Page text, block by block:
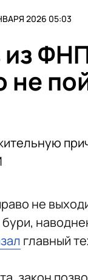
2026 05:03
не
не
главный